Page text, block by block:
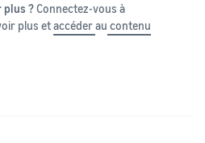
plus ?Connectez-vous à
plus etaccéderau contenu